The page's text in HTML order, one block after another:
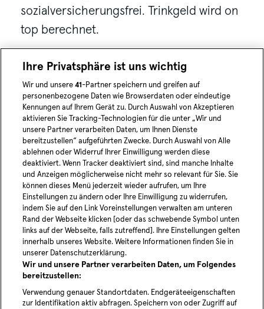
sozialversicherungsfrei. Trinkgeld wird on
top berechnet.
**Das Bestehen der Ausbildung ist
Voraussetzung für die Tätigkeit als
Sicherheitsfahrer*in.
instagram
youtube
Blog
News
Karriere
Ihre Privatsphäre ist uns wichtig
Wir und unsere41-Partner speichern und greifen auf
personenbezogene Daten wie Browserdaten oder eindeutige
Kennungen auf Ihrem Gerät zu. Durch Auswahl von Akzeptieren
aktivieren Sie Tracking-Technologien für die unter „Wir und
unsere Partner verarbeiten Daten, um Ihnen Dienste
bereitzustellen“ aufgeführten Zwecke. Durch Auswahl von Alle
ablehnen oder Widerruf Ihrer Einwilligung werden diese
deaktiviert. Wenn Tracker deaktiviert sind, sind manche Inhalte
und Anzeigen möglicherweise nicht mehr so relevant für Sie. Sie
können dieses Menü jederzeit wieder aufrufen, um Ihre
Einstellungen zu ändern oder Ihre Einwilligung zu widerrufen,
indem Sie auf den Link Voreinstellungen verwalten am unteren
Rand der Webseite klicken [oder das schwebende Symbol unten
links auf der Webseite, falls zutreffend]. Ihre Einstellungen gelten
innerhalb unseres Website. Weitere Informationen finden Sie in
unserer Datenschutzerklärung.
Wir und unsere Partner verarbeiten Daten, um Folgendes
bereitzustellen:
Verwendung genauer Standortdaten. Endgeräteeigenschaften
zur Identifikation aktiv abfragen. Speichern von oder Zugriff auf